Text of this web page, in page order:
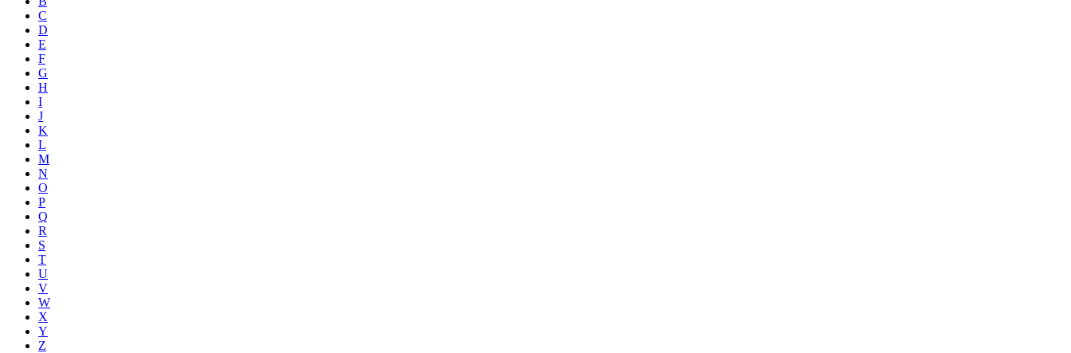
C
D
E
F
G
H
I
J
K
L
M
N
O
P
Q
R
S
T
U
V
W
X
Y
Z